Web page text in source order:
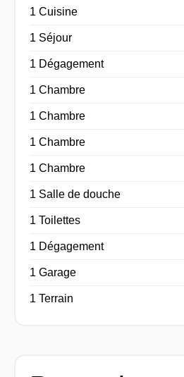
1 Cuisine
1 Séjour
1 Dégagement
1 Chambre
1 Chambre
1 Chambre
1 Chambre
1 Salle de douche
1 Toilettes
1 Dégagement
1 Garage
1 Terrain